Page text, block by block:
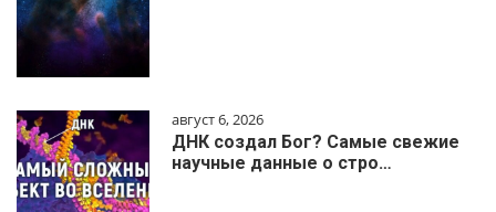
август 6, 2026
ДНК создал Бог? Самые свежие
научные данные о стро…